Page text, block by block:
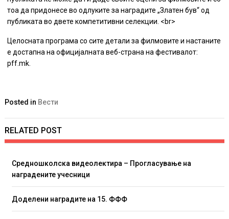
тоа да придонесе во одлуките за наградите „Златен був“ од
публиката во двете компетитивни селекции. <br>
Целосната програма со сите детали за филмовите и настаните
е достапна на официјалната веб-страна на фестивалот:
pff.mk.
Posted in Вести
RELATED POST
Средношколска видеолектира – Прогласување на
наградените учесници
Доделени наградите на 15. ФФФ